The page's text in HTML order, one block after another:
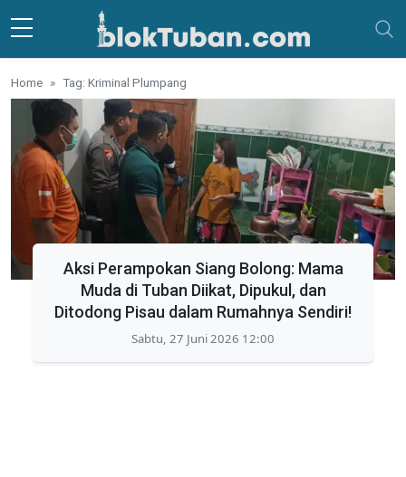
Skip to main content
Home Tag: Kriminal Plumpang
Aksi Perampokan Siang Bolong: Mama
Muda di Tuban Diikat, Dipukul, dan
Ditodong Pisau dalam Rumahnya Sendiri!
Sabtu, 27 Juni 2026 12:00